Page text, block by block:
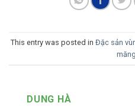
This entry was posted in Đặc sản
DUNG HÀ